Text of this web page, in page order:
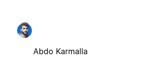
Abdo Karmalla